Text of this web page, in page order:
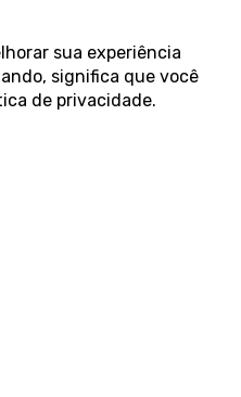
sua experiência
significa que você
de privacidade.